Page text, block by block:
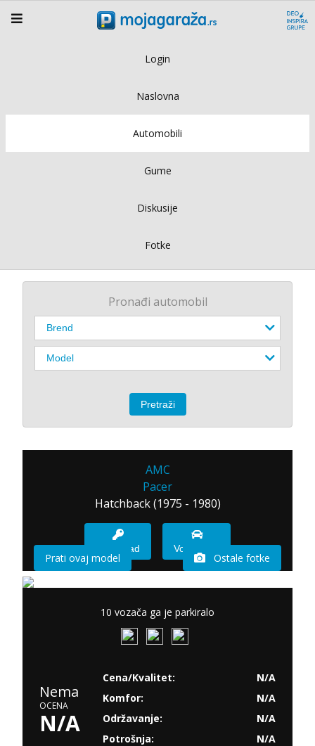
Login
Naslovna
Automobili
Gume
Diskusije
Fotke
Pronađi automobil
AMC
Pacer
Hatchback (1975 - 1980)
Imam sad Vozio sam
Prati ovaj model Ostale fotke
10 vozača ga je parkiralo
Nema
OCENA
N/A
Cena/Kvalitet:
N/A
Komfor:
N/A
Održavanje:
N/A
Potrošnja:
N/A